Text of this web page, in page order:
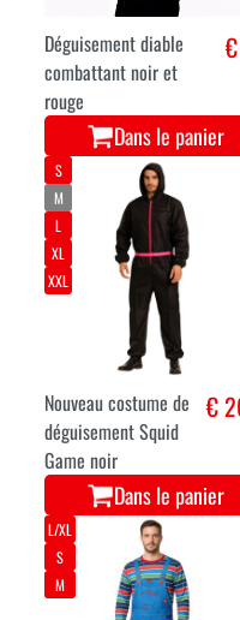
Déguisement diable
combattant noir et
rouge
Dans le panier
S
M
L
XL
XXL
Nouveau costume de
déguisement Squid
Game noir
€
Dans le panier
L/XL
S
M